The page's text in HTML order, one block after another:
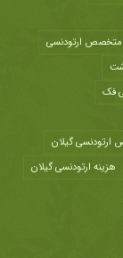
متخصص ارتودنسی
فک
ارتودنسی گیلان
هزینه ارتودنسی گیلان